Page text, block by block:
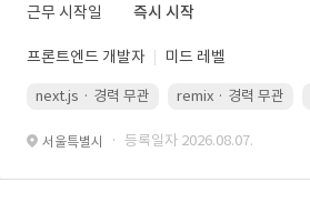
근무 시작일
즉시 시작
프론트엔드 개발자 미드 레벨
next.js · 경력 무관 remix · 경력 무관
서울특별시 · 등록일자 2026.08.07.